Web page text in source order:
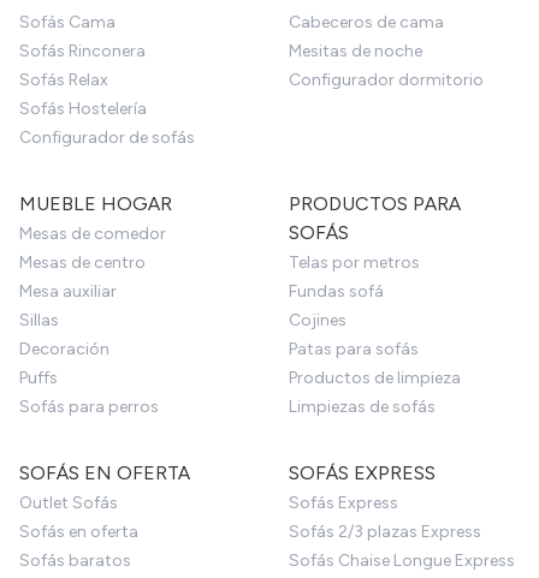
Sofás Cama
Sofás Rinconera
Sofás Relax
Sofás Hostelería
Configurador de sofás
Cabeceros de cama
Mesitas de noche
Configurador dormitorio
MUEBLE HOGAR
Mesas de comedor
Mesas de centro
Mesa auxiliar
Sillas
Decoración
Puffs
Sofás para perros
PRODUCTOS PARA
SOFÁS
Telas por metros
Fundas sofá
Cojines
Patas para sofás
Productos de limpieza
Limpiezas de sofás
SOFÁS EN OFERTA
Outlet Sofás
Sofás en oferta
Sofás baratos
SOFÁS EXPRESS
Sofás Express
Sofás 2/3 plazas Express
Sofás Chaise Longue Express